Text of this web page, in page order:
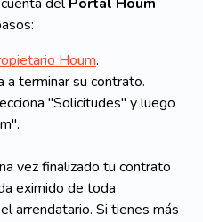
Houm.
a terminar su contrato.
"Solicitudes" y luego
vez finalizado tu contrato
eximido de toda
arrendatario. Si tienes más